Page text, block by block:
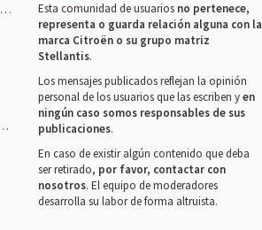
Esta comunidad de usuarios no pertenece,
representa o guarda relación alguna con la
marca Citroën o su grupo matriz
Stellantis.
Los mensajes publicados reflejan la opinión
personal de los usuarios que las escriben yen
ningún caso somos responsables de sus
publicaciones.
En caso de existir algún contenido que deba
ser retirado, por favor, contactar con
nosotros. El equipo de moderadores
desarrolla su labor de forma altruista.